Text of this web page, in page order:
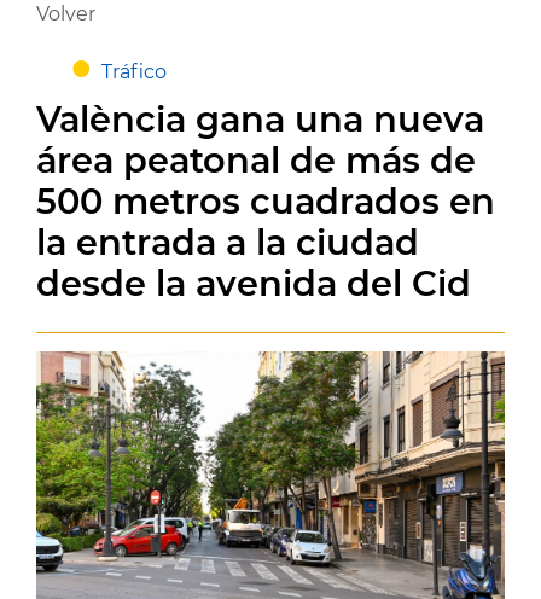
Volver
Tráfico
València gana una nueva
área peatonal de más de
500 metros cuadrados en
la entrada a la ciudad
desde la avenida del Cid